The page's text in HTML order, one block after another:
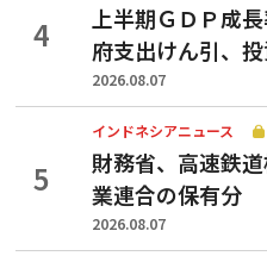
上半期ＧＤＰ成
府支出けん引、
2026.08.07
インドネシアニュース
財務省、高速鉄
業連合の保有分
2026.08.07